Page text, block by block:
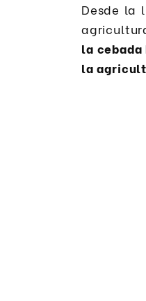
Desde la
la
la